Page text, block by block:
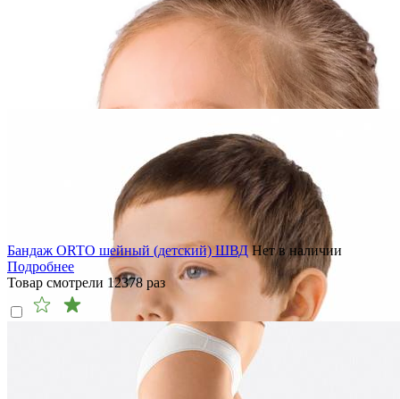
Бандаж ORTO шейный (детский) ШВД Нет в наличии
Подробнее
Товар смотрели 12378 раз